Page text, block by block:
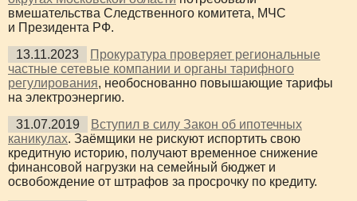
вмешательства Следственного комитета, МЧС
и Президента РФ.
13.11.2023
Прокуратура проверяет региональные
частные сетевые компании и органы тарифного
регулирования, необоснованно повышающие тарифы
на электроэнергию.
31.07.2019
Вступил в силу Закон об ипотечных
каникулах. Заёмщики не рискуют испортить свою
кредитную историю, получают временное снижение
финансовой нагрузки на семейный бюджет и
освобождение от штрафов за просрочку по кредиту.